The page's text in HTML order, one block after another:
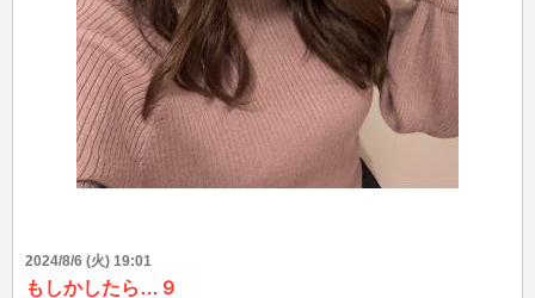
2024/8/6 (火) 19:01
もしかしたら…９